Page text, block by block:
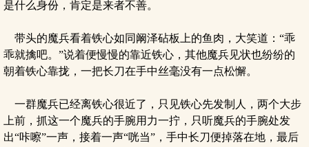
是什么身份，肯定是来者不善。
带头的魔兵看着铁心如同阚泽砧板上的鱼肉，大笑道：“乖
乖就擒吧。”说着便慢慢的靠近铁心，其他魔兵见状也纷纷的
朝着铁心靠拢，一把长刀在手中丝毫没有一点松懈。
一群魔兵已经离铁心很近了，只见铁心先发制人，两个大步
上前，抓这一个魔兵的手腕用力一拧，只听魔兵的手腕处发
出“咔嚓”一声，接着一声“咣当”，手中长刀便掉落在地，最后